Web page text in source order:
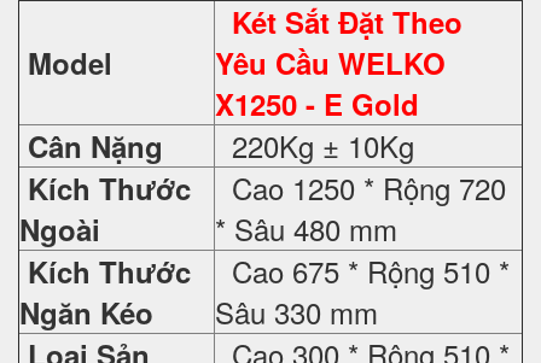
Model
Két Sắt Đặt Theo
Yêu Cầu WELKO
X1250 - E Gold
Cân Nặng
220Kg ± 10Kg
Kích Thước
Ngoài
Cao 1250 * Rộng 720
* Sâu 480 mm
Kích Thước
Ngăn Kéo
Cao 675 * Rộng 510 *
Sâu 330 mm
Loại Sản
Cao 300 * Rộng 510 *